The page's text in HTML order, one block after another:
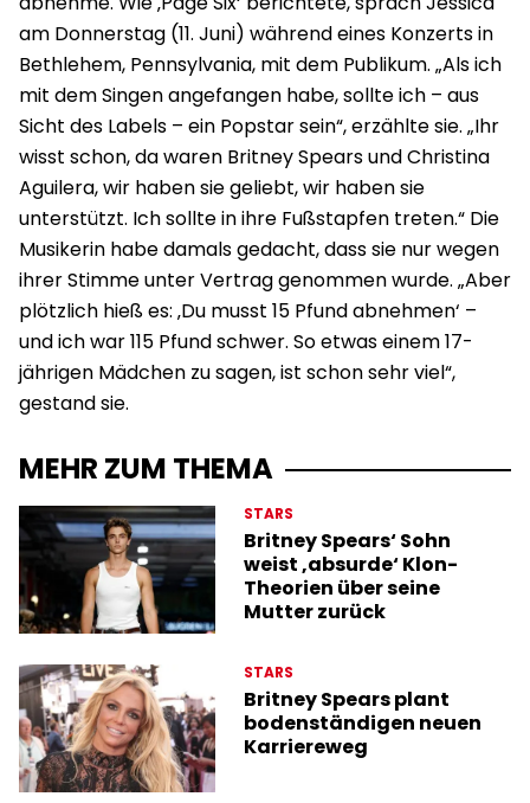
am Donnerstag (11. Juni) während eines Konzerts in
Bethlehem, Pennsylvania, mit dem Publikum. „Als ich
mit dem Singen angefangen habe, sollte ich – aus
Sicht des Labels – ein Popstar sein“, erzählte sie. „Ihr
wisst schon, da waren Britney Spears und Christina
Aguilera, wir haben sie geliebt, wir haben sie
unterstützt. Ich sollte in ihre Fußstapfen treten.“ Die
Musikerin habe damals gedacht, dass sie nur wegen
ihrer Stimme unter Vertrag genommen wurde. „Aber
plötzlich hieß es: ‚Du musst 15 Pfund abnehmen‘ –
und ich war 115 Pfund schwer. So etwas einem 17-
jährigen Mädchen zu sagen, ist schon sehr viel“,
gestand sie.
MEHR ZUM THEMA
STARS
Britney Spears‘ Sohn
weist ‚absurde‘ Klon-
Theorien über seine
Mutter zurück
STARS
Britney Spears plant
bodenständigen neuen
Karriereweg